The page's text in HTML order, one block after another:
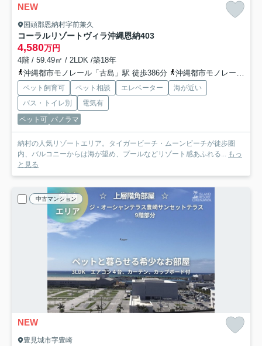
NEW
国頭郡恩納村字前兼久
コーラルリゾートヴィラ沖縄恩納403
4,580万円
4階 / 59.49㎡ / 2LDK /築18年
沖縄都市モノレール「古島」駅 徒歩386分
沖縄都市モノレール「旭橋」駅 バス99分 「ムーンビーチ」 停歩3分
ペット飼育可 ペット相談 エレベーター
海が近い
バス・トイレ別
電気有
ペット可 パノラマ
納村の人気リゾートエリア。タイガービーチ・ムーンビーチが徒歩圏
内、バルコニーからは海が望め、プールなどリゾート感あふれる... もっ
と見る
中古マンション
NEW
豊見城市字豊崎